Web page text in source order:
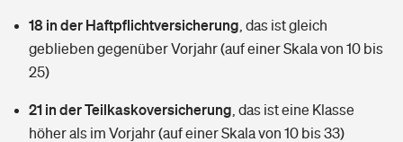
Wer versichert was: Jetzt Versicherer finden
Sie haben Fragen?
Mietkautionsversicherung
Restkreditversicherung
Zur Übersicht
Reiseversicherung
Zur Übersicht
18 in der Haftpflichtversicherung das ist gleich
geblieben gegenüber Vorjahr (auf einer Skala von 10 bis
25)
21 in der Teilkaskoversicherung das ist eine Klasse
höher als im Vorjahr (auf einer Skala von 10 bis 33)